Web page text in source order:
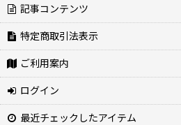
CAVA TEE（キャバティー）
記事コンテンツ
特定商取引法表示
ご利用案内
ログイン
最近チェックしたアイテム